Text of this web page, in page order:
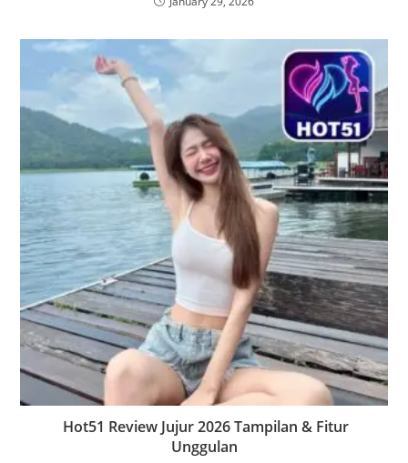
Hot51 Review Jujur 2026 Tampilan & Fitur
Unggulan